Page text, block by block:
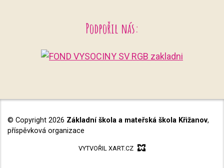
Podpořil nás:
© Copyright 2026 Základní škola a mateřská škola Křižanov,
příspěvková organizace
VYTVOŘIL XART.CZ